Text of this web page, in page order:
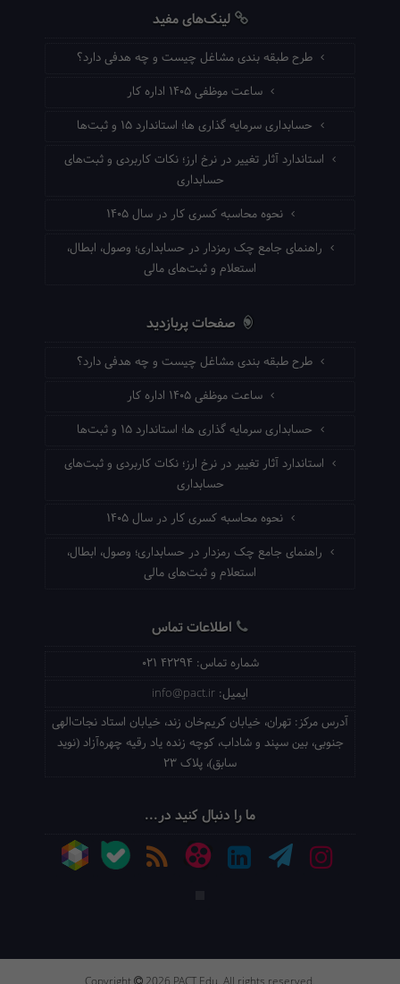
لینک‌های مفید
طرح طبقه بندی مشاغل چیست و چه هدفی دارد؟
ساعت موظفی ۱۴۰۵ اداره کار
حسابداری سرمایه گذاری ها؛ استاندارد ۱۵ و ثبت‌ها
استاندارد آثار تغییر در نرخ ارز؛ نکات کاربردی و ثبت‌های
حسابداری
نحوه محاسبه کسری کار در سال ۱۴۰۵
راهنمای جامع چک رمزدار در حسابداری؛ وصول، ابطال،
استعلام و ثبت‌های مالی
صفحات پربازدید
طرح طبقه بندی مشاغل چیست و چه هدفی دارد؟
ساعت موظفی ۱۴۰۵ اداره کار
حسابداری سرمایه گذاری ها؛ استاندارد ۱۵ و ثبت‌ها
استاندارد آثار تغییر در نرخ ارز؛ نکات کاربردی و ثبت‌های
حسابداری
نحوه محاسبه کسری کار در سال ۱۴۰۵
راهنمای جامع چک رمزدار در حسابداری؛ وصول، ابطال،
استعلام و ثبت‌های مالی
اطلاعات تماس
شماره تماس: 021 42294
ایمیل: info@pact.ir
آدرس مرکز: تهران، خیابان کریم‌خان زند، خیابان استاد نجات‌الهی
جنوبی، بین سپند و شاداب، کوچه زنده یاد رقیه چهره‌آزاد (نوید
سابق)، پلاک 23
ما را دنبال کنید در...
Copyright 2026 PACT Edu. All rights reserved.